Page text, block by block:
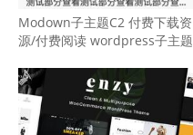
Modown子主题C2 付费下载资
源/付费阅读 wordpress子主题